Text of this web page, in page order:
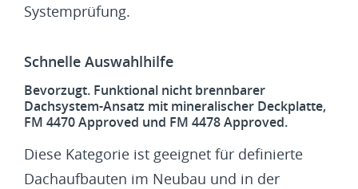
Systemprüfung.
Schnelle Auswahlhilfe
Bevorzugt. Funktional nicht brennbarer
Dachsystem-Ansatz mit mineralischer Deckplatte,
FM 4470 Approved und FM 4478 Approved.
Diese Kategorie ist geeignet für definierte
Dachaufbauten im Neubau und in der